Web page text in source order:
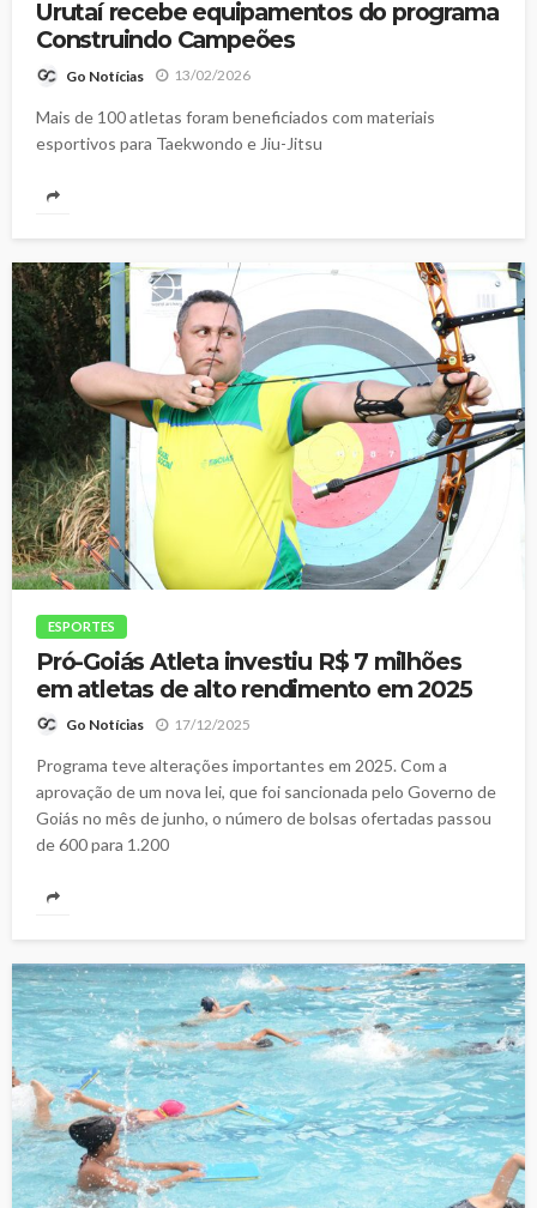
Urutaí recebe equipamentos do programa
Construindo Campeões
Go Notícias 13/02/2026
Mais de 100 atletas foram beneficiados com materiais
esportivos para Taekwondo e Jiu-Jitsu
ESPORTES
Pró-Goiás Atleta investiu R$ 7 milhões
em atletas de alto rendimento em 2025
Go Notícias 17/12/2025
Programa teve alterações importantes em 2025. Com a
aprovação de um nova lei, que foi sancionada pelo Governo de
Goiás no mês de junho, o número de bolsas ofertadas passou
de 600 para 1.200